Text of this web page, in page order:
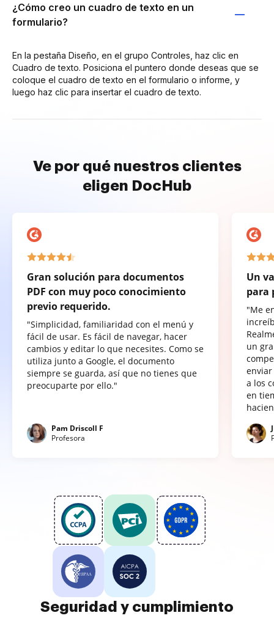
¿Cómo creo un cuadro de texto en un
formulario?
En la pestaña Diseño, en el grupo Controles, haz clic en
Cuadro de texto. Posiciona el puntero donde deseas que se
coloque el cuadro de texto en el formulario o informe, y
luego haz clic para insertar el cuadro de texto.
Ve por qué nuestros clientes
eligen DocHub
Gran solución para documentos
PDF con muy poco conocimiento
previo requerido.
"Simplicidad, familiaridad con el menú y
fácil de usar. Es fácil de navegar, hacer
cambios y editar lo que necesites. Como se
utiliza junto a Google, el documento
siempre se guarda, así que no tienes que
preocuparte por ello."
Pam Driscoll F
Profesora
Un
para
"Me
un
a los
en
Seguridad y cumplimiento